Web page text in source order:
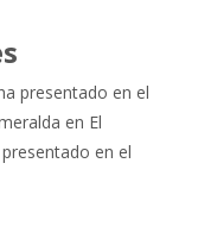
presentado en el
en El
en el